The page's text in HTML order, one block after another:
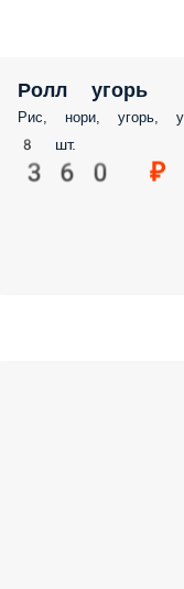
Ролл угорь
Рис, нори, угорь,
8 шт.
360 ₽